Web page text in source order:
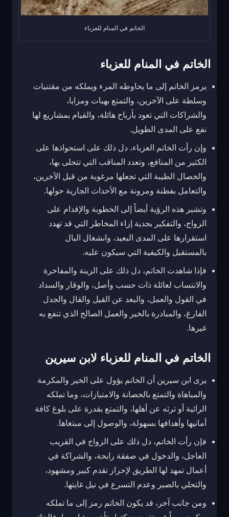
الخاتم في المنام للعزباء
الخاتم في المنام للعزباء
يرمز الخاتم إلى ما يحاوطه المرء ويملكه من مقتنيات
وسلطة على الآخرين، والتمتع بهبات ومزايا،
والشراكات التي تعود بأرباح هائلة، والقيام بمشاريع لها
نفع على المدى الطويل.
وإن رأت الخاتم العزباء، دل ذلك على استحواذها على
الكثير من المنافع، وتعدد المناقب التي تتحلى بها،
والخصال الطيبة التي تجعلها مرغوبة من قبل الآخرين،
والتعامل بفطنة ومرونة مع الأحداث الجارية حولها.
وتشير هذه الرؤية أيضاً إلى الخطوبة والإقدام على
الزواج، والتفكير بجدية إزاء المخاطر التي قد تهدد
استقرارها على المدى البعيد، وانشغال البال
بالمستقيل والكيفية التي سيكون عليه.
فإذا شاهدت الخاتم، دل ذلك على الزينة والمفاخرة
والانتساب لعائلة ذات حسب وأصل، والوقار والسداد
في القول والعمل، والبعد عن القيل والقال والجدل
الفارغ، والمبادرة بالخير والعمل الصالح الذي تنفع به
غيرها.
الخاتم في المنام للعزباء لابن سيرين
يرى ابن سيرين أن الخاتم يؤول على الخير والمكرمة
والمباهاة والتمتع بالحصانة والامتيازات، وما تملكه
الرائية أو ترثه عن أهلها، والتمتع بقدرة على بلوغ كافة
أمانيها وأهدافها بسهولة، والوصول إلى مبتغاها.
فإن رأت الخاتم، دل ذلك على الزواج في القريب
العاجل، والدخول في صفقة رابحة، والشراكة في
أعمال تمهد لها الطريق لإحراز تقدم كبير ومشهود،
والتحلي بالصبر وعدم التسرع في نيل غايتها.
ومن جانب آخر، قد يكون الخاتم رمز إلى ما تملكه